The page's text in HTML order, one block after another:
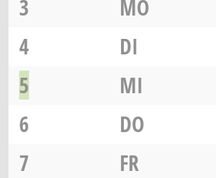
3
MO
4
DI
5
MI
6
DO
7
FR